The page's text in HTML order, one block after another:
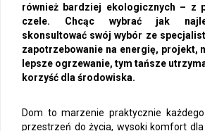
również bardziej ekologicznych – z
czele. Chcąc wybrać jak
skonsultować swój wybór ze
zapotrzebowanie na energię, projekt,
lepsze ogrzewanie, tym tańsze
korzyść dla środowiska.
Dom to marzenie praktycznie każdego
przestrzeń do życia, wysoki komfort